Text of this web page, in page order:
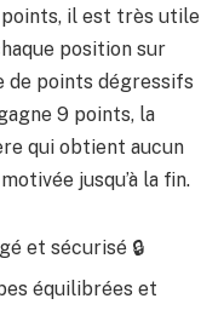
points, il est très utile
position sur
de points dégressifs
9 points, la
qui obtient aucun
jusqu’à la fin.
et sécurisé 🔒
équilibrées et